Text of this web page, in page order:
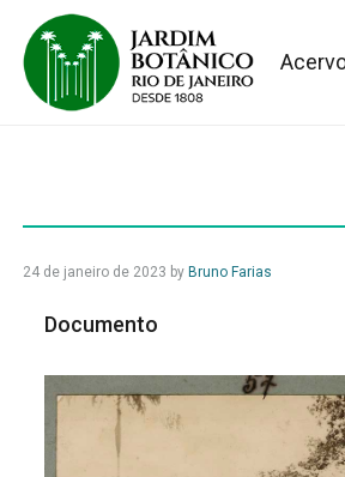
24 de janeiro de 2023 by Bruno Farias
Documento